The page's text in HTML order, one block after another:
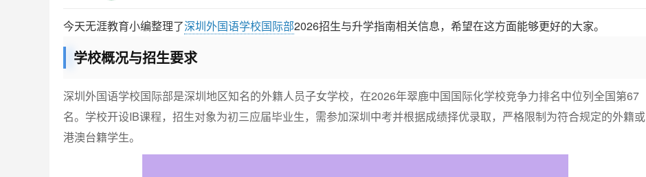
今天无涯教育小编整理了深圳外国语学校国际部2026招生与升学指南相关信息，希望在这方面能够更好的大家。
学校概况与招生要求
深圳外国语学校国际部是深圳地区知名的外籍人员子女学校，在2026年翠鹿中国国际化学校竞争力排名中位列全国第67
名。学校开设IB课程，招生对象为初三应届毕业生，需参加深圳中考并根据成绩择优录取，严格限制为符合规定的外籍或
港澳台籍学生。